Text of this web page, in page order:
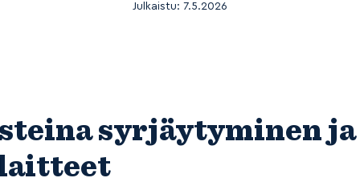
Julkaistu: 7.5.2026
syrjäytyminen ja